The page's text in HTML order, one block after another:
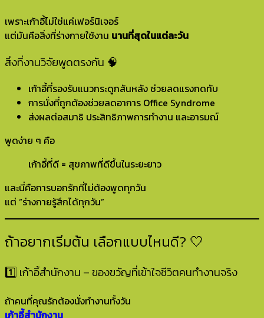
เพราะเก้าอี้ไม่ใช่แค่เฟอร์นิเจอร์
แต่มันคือสิ่งที่ร่างกายใช้งาน นานที่สุดในแต่ละวัน
สิ่งที่งานวิจัยพูดตรงกัน 🧠
เก้าอี้ที่รองรับแนวกระดูกสันหลัง ช่วยลดแรงกดทับ
การนั่งที่ถูกต้องช่วยลดอาการ Office Syndrome
ส่งผลต่อสมาธิ ประสิทธิภาพการทำงาน และอารมณ์
พูดง่าย ๆ คือ
เก้าอี้ที่ดี = สุขภาพที่ดีขึ้นในระยะยาว
และนี่คือการบอกรักที่ไม่ต้องพูดทุกวัน
แต่ “ร่างกายรู้สึกได้ทุกวัน”
ถ้าอยากเริ่มต้น เลือกแบบไหนดี? 🤍
1️⃣ เก้าอี้สำนักงาน – ของขวัญที่เข้าใจชีวิตคนทำงานจริง
ถ้าคนที่คุณรักต้องนั่งทำงานทั้งวัน